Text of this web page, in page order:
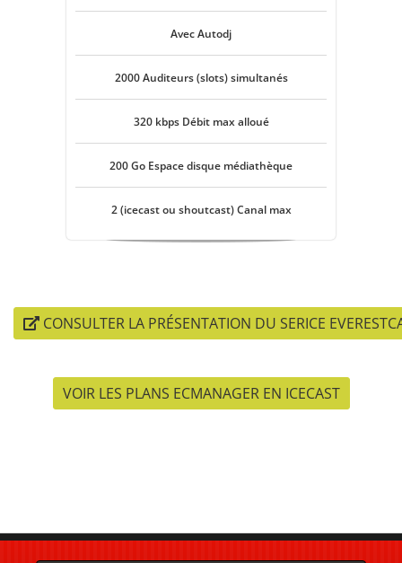
Avec Autodj
2000 Auditeurs (slots) simultanés
320 kbps Débit max alloué
200 Go Espace disque médiathèque
2 (icecast ou shoutcast) Canal max
CONSULTER LA PRÉSENTATION DU SERICE
VOIR LES PLANS ECMANAGER EN ICECAST